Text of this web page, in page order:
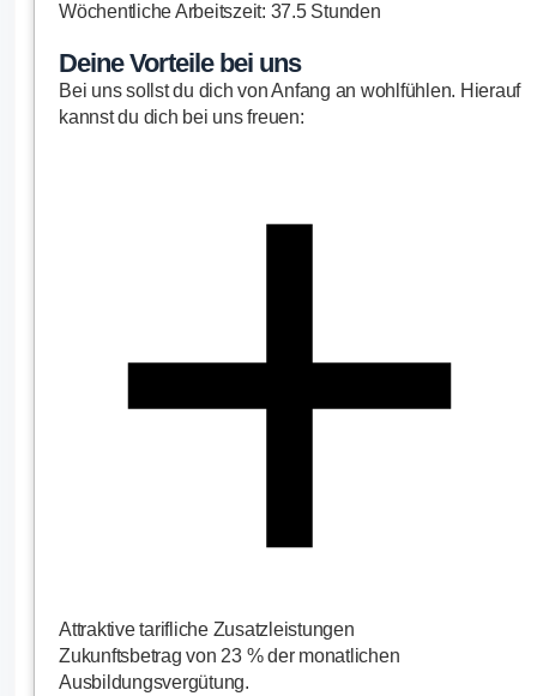
Wöchentliche Arbeitszeit: 37.5 Stunden
Deine Vorteile bei uns
Bei uns sollst du dich von Anfang an wohlfühlen. Hierauf
kannst du dich bei uns freuen:
Attraktive tarifliche Zusatzleistungen
Zukunftsbetrag von 23 % der monatlichen
Ausbildungsvergütung.